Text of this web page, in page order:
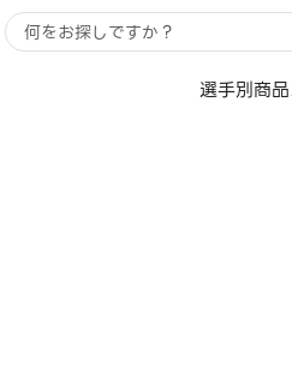
選手別商